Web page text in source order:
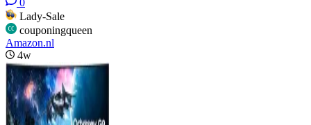
Lady-Sale
couponingqueen
Amazon.nl
4w